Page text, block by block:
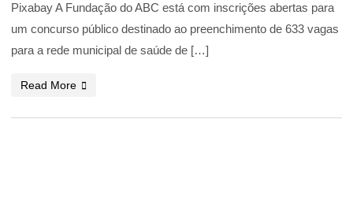
Pixabay A Fundação do ABC está com inscrições abertas para
um concurso público destinado ao preenchimento de 633 vagas
para a rede municipal de saúde de […]
Read More